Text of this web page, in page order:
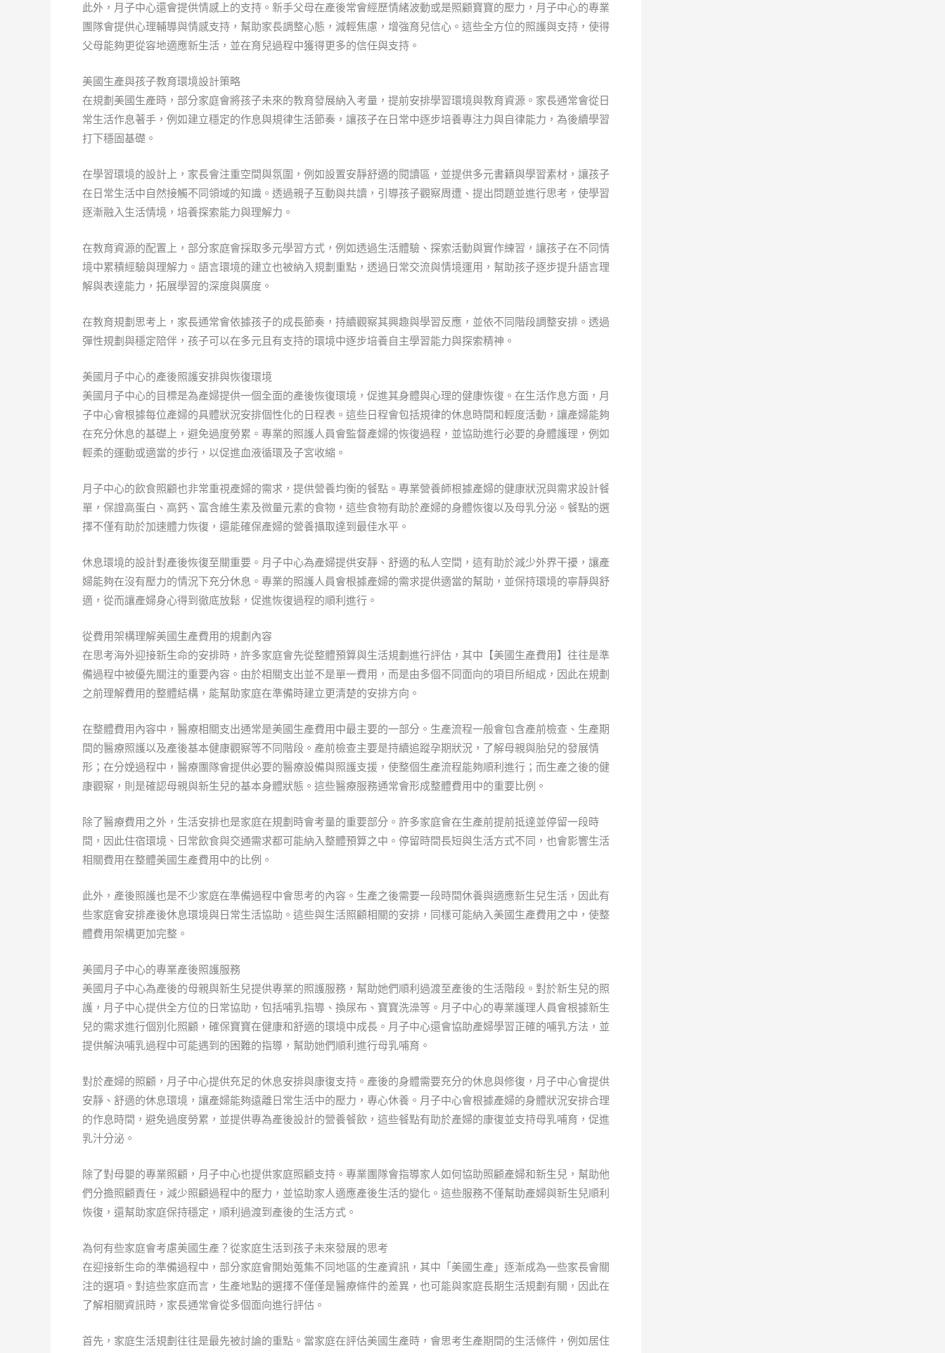
此外，月子中心還會提供情感上的支持。新手父母在產後常會經歷情緒波動或是照顧寶寶的壓力，月子中心的專業
團隊會提供心理輔導與情感支持，幫助家長調整心態，減輕焦慮，增強育兒信心。這些全方位的照護與支持，使得
父母能夠更從容地適應新生活，並在育兒過程中獲得更多的信任與支持。
美國生產與孩子教育環境設計策略
在規劃美國生產時，部分家庭會將孩子未來的教育發展納入考量，提前安排學習環境與教育資源。家長通常會從日
常生活作息著手，例如建立穩定的作息與規律生活節奏，讓孩子在日常中逐步培養專注力與自律能力，為後續學習
打下穩固基礎。
在學習環境的設計上，家長會注重空間與氛圍，例如設置安靜舒適的閱讀區，並提供多元書籍與學習素材，讓孩子
在日常生活中自然接觸不同領域的知識。透過親子互動與共讀，引導孩子觀察周遭、提出問題並進行思考，使學習
逐漸融入生活情境，培養探索能力與理解力。
在教育資源的配置上，部分家庭會採取多元學習方式，例如透過生活體驗、探索活動與實作練習，讓孩子在不同情
境中累積經驗與理解力。語言環境的建立也被納入規劃重點，透過日常交流與情境運用，幫助孩子逐步提升語言理
解與表達能力，拓展學習的深度與廣度。
在教育規劃思考上，家長通常會依據孩子的成長節奏，持續觀察其興趣與學習反應，並依不同階段調整安排。透過
彈性規劃與穩定陪伴，孩子可以在多元且有支持的環境中逐步培養自主學習能力與探索精神。
美國月子中心的產後照護安排與恢復環境
美國月子中心的目標是為產婦提供一個全面的產後恢復環境，促進其身體與心理的健康恢復。在生活作息方面，月
子中心會根據每位產婦的具體狀況安排個性化的日程表。這些日程會包括規律的休息時間和輕度活動，讓產婦能夠
在充分休息的基礎上，避免過度勞累。專業的照護人員會監督產婦的恢復過程，並協助進行必要的身體護理，例如
輕柔的運動或適當的步行，以促進血液循環及子宮收縮。
月子中心的飲食照顧也非常重視產婦的需求，提供營養均衡的餐點。專業營養師根據產婦的健康狀況與需求設計餐
單，保證高蛋白、高鈣、富含維生素及微量元素的食物，這些食物有助於產婦的身體恢復以及母乳分泌。餐點的選
擇不僅有助於加速體力恢復，還能確保產婦的營養攝取達到最佳水平。
休息環境的設計對產後恢復至關重要。月子中心為產婦提供安靜、舒適的私人空間，這有助於減少外界干擾，讓產
婦能夠在沒有壓力的情況下充分休息。專業的照護人員會根據產婦的需求提供適當的幫助，並保持環境的寧靜與舒
適，從而讓產婦身心得到徹底放鬆，促進恢復過程的順利進行。
從費用架構理解美國生產費用的規劃內容
在思考海外迎接新生命的安排時，許多家庭會先從整體預算與生活規劃進行評估，其中【美國生產費用】往往是準
備過程中被優先關注的重要內容。由於相關支出並不是單一費用，而是由多個不同面向的項目所組成，因此在規劃
之前理解費用的整體結構，能幫助家庭在準備時建立更清楚的安排方向。
在整體費用內容中，醫療相關支出通常是美國生產費用中最主要的一部分。生產流程一般會包含產前檢查、生產期
間的醫療照護以及產後基本健康觀察等不同階段。產前檢查主要是持續追蹤孕期狀況，了解母親與胎兒的發展情
形；在分娩過程中，醫療團隊會提供必要的醫療設備與照護支援，使整個生產流程能夠順利進行；而生產之後的健
康觀察，則是確認母親與新生兒的基本身體狀態。這些醫療服務通常會形成整體費用中的重要比例。
除了醫療費用之外，生活安排也是家庭在規劃時會考量的重要部分。許多家庭會在生產前提前抵達並停留一段時
間，因此住宿環境、日常飲食與交通需求都可能納入整體預算之中。停留時間長短與生活方式不同，也會影響生活
相關費用在整體美國生產費用中的比例。
此外，產後照護也是不少家庭在準備過程中會思考的內容。生產之後需要一段時間休養與適應新生兒生活，因此有
些家庭會安排產後休息環境與日常生活協助。這些與生活照顧相關的安排，同樣可能納入美國生產費用之中，使整
體費用架構更加完整。
美國月子中心的專業產後照護服務
美國月子中心為產後的母親與新生兒提供專業的照護服務，幫助她們順利過渡至產後的生活階段。對於新生兒的照
護，月子中心提供全方位的日常協助，包括哺乳指導、換尿布、寶寶洗澡等。月子中心的專業護理人員會根據新生
兒的需求進行個別化照顧，確保寶寶在健康和舒適的環境中成長。月子中心還會協助產婦學習正確的哺乳方法，並
提供解決哺乳過程中可能遇到的困難的指導，幫助她們順利進行母乳哺育。
對於產婦的照顧，月子中心提供充足的休息安排與康復支持。產後的身體需要充分的休息與修復，月子中心會提供
安靜、舒適的休息環境，讓產婦能夠遠離日常生活中的壓力，專心休養。月子中心會根據產婦的身體狀況安排合理
的作息時間，避免過度勞累，並提供專為產後設計的營養餐飲，這些餐點有助於產婦的康復並支持母乳哺育，促進
乳汁分泌。
除了對母嬰的專業照顧，月子中心也提供家庭照顧支持。專業團隊會指導家人如何協助照顧產婦和新生兒，幫助他
們分擔照顧責任，減少照顧過程中的壓力，並協助家人適應產後生活的變化。這些服務不僅幫助產婦與新生兒順利
恢復，還幫助家庭保持穩定，順利過渡到產後的生活方式。
為何有些家庭會考慮美國生產？從家庭生活到孩子未來發展的思考
在迎接新生命的準備過程中，部分家庭會開始蒐集不同地區的生產資訊，其中「美國生產」逐漸成為一些家長會關
注的選項。對這些家庭而言，生產地點的選擇不僅僅是醫療條件的差異，也可能與家庭長期生活規劃有關，因此在
了解相關資訊時，家長通常會從多個面向進行評估。
首先，家庭生活規劃往往是最先被討論的重點。當家庭在評估美國生產時，會思考生產期間的生活條件，例如居住